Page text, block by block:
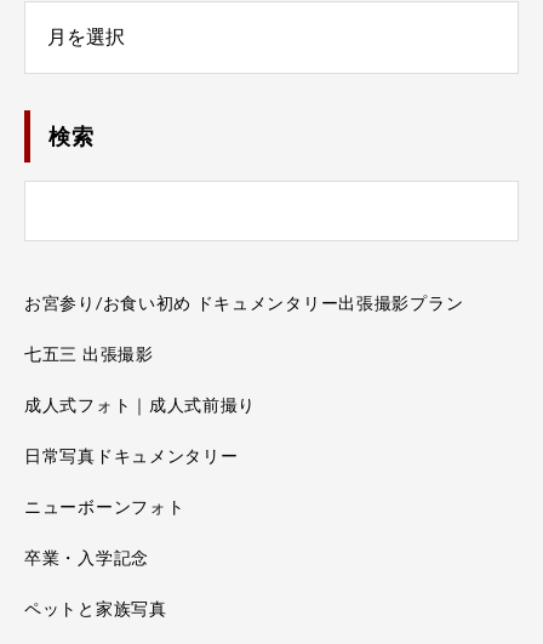
検索
お宮参り/お食い初め ドキュメンタリー出張撮影プラン
七五三 出張撮影
成人式フォト｜成人式前撮り
日常写真ドキュメンタリー
ニューボーンフォト
卒業・入学記念
ペットと家族写真